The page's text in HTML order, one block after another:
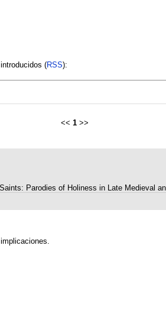
(RSS):
<< 1 >>
Parodies of Holiness in Late Medieval